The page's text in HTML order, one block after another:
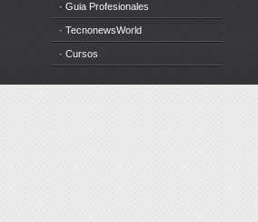
· Guia Profesionales
· TecnonewsWorld
· Cursos